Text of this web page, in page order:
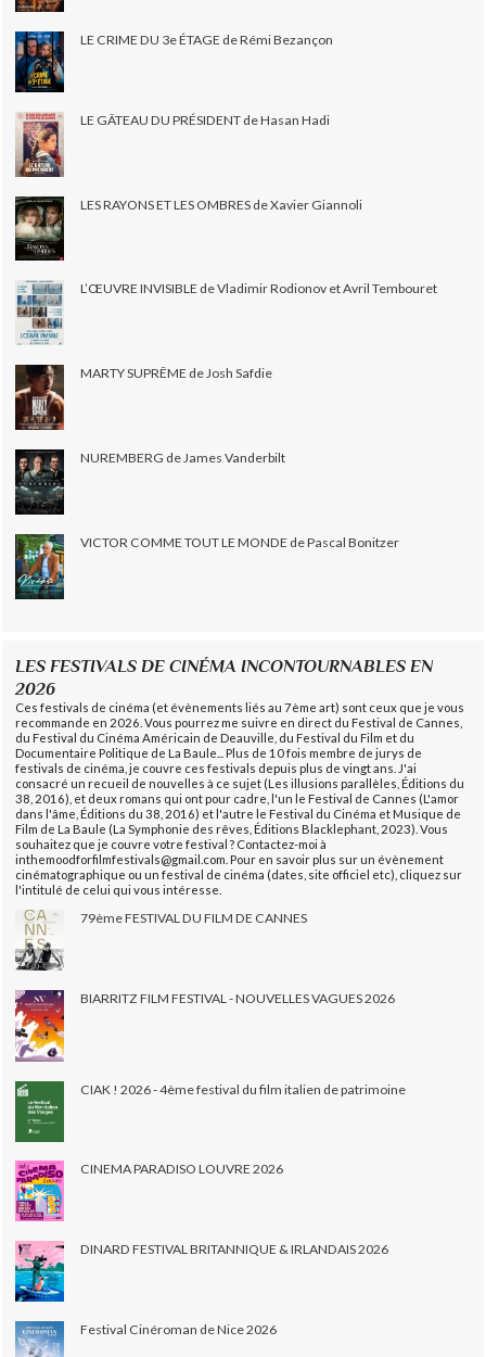
LE CRIME DU 3e ÉTAGE de Rémi Bezançon
LE GÂTEAU DU PRÉSIDENT de Hasan Hadi
LES RAYONS ET LES OMBRES de Xavier Giannoli
L’ŒUVRE INVISIBLE de Vladimir Rodionov et Avril Tembouret
MARTY SUPRÊME de Josh Safdie
NUREMBERG de James Vanderbilt
VICTOR COMME TOUT LE MONDE de Pascal Bonitzer
LES FESTIVALS DE CINÉMA INCONTOURNABLES EN
2026
Ces festivals de cinéma (et évènements liés au 7ème art) sont ceux que je vous
recommande en 2026. Vous pourrez me suivre en direct du Festival de Cannes,
du Festival du Cinéma Américain de Deauville, du Festival du Film et du
Documentaire Politique de La Baule... Plus de 10 fois membre de jurys de
festivals de cinéma, je couvre ces festivals depuis plus de vingt ans. J'ai
consacré un recueil de nouvelles à ce sujet (Les illusions parallèles, Éditions du
38, 2016), et deux romans qui ont pour cadre, l'un le Festival de Cannes (L'amor
dans l'âme, Éditions du 38, 2016) et l'autre le Festival du Cinéma et Musique de
Film de La Baule (La Symphonie des rêves, Éditions Blacklephant, 2023). Vous
souhaitez que je couvre votre festival ? Contactez-moi à
inthemoodforfilmfestivals@gmail.com. Pour en savoir plus sur un évènement
cinématographique ou un festival de cinéma (dates, site officiel etc), cliquez sur
l'intitulé de celui qui vous intéresse.
79ème FESTIVAL DU FILM DE CANNES
BIARRITZ FILM FESTIVAL - NOUVELLES VAGUES 2026
CIAK ! 2026 - 4ème festival du film italien de patrimoine
CINEMA PARADISO LOUVRE 2026
DINARD FESTIVAL BRITANNIQUE & IRLANDAIS 2026
Festival Cinéroman de Nice 2026